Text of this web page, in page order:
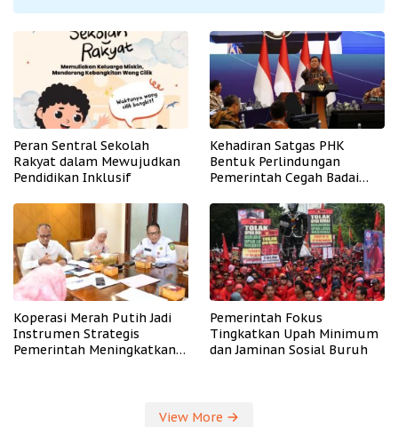
Peran Sentral Sekolah
Rakyat dalam Mewujudkan
Pendidikan Inklusif
Kehadiran Satgas PHK
Bentuk Perlindungan
Pemerintah Cegah Badai
Koperasi Merah Putih Jadi
Instrumen Strategis
Pemerintah Meningkatkan
Pemerintah Fokus
Tingkatkan Upah Minimum
dan Jaminan Sosial Buruh
View More